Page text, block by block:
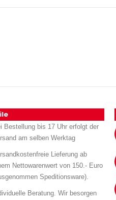
Bestellung bis 17 Uhr erfolgt der
am selben Werktag
Lieferung ab
Nettowarenwert von 150.- Euro
Speditionsware).
Beratung. Wir besorgen